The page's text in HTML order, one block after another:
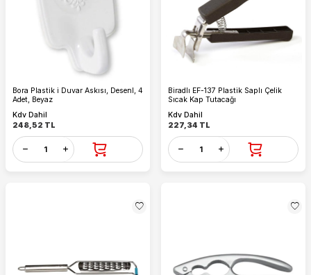
Bora Plastik i Duvar Askısı, Desenl, 4
Adet, Beyaz
Kdv Dahil
248,52 TL
Biradlı EF-137 Plastik Saplı Çelik
Sıcak Kap Tutacağı
Kdv Dahil
227,34 TL